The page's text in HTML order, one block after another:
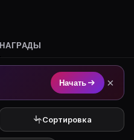
НАГРАДЫ
Начать ×
Сортировка